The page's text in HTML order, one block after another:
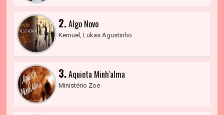
2.Algo Novo
Kemuel, Lukas Agustinho
3.Aquieta Minh'alma
Ministério Zoe